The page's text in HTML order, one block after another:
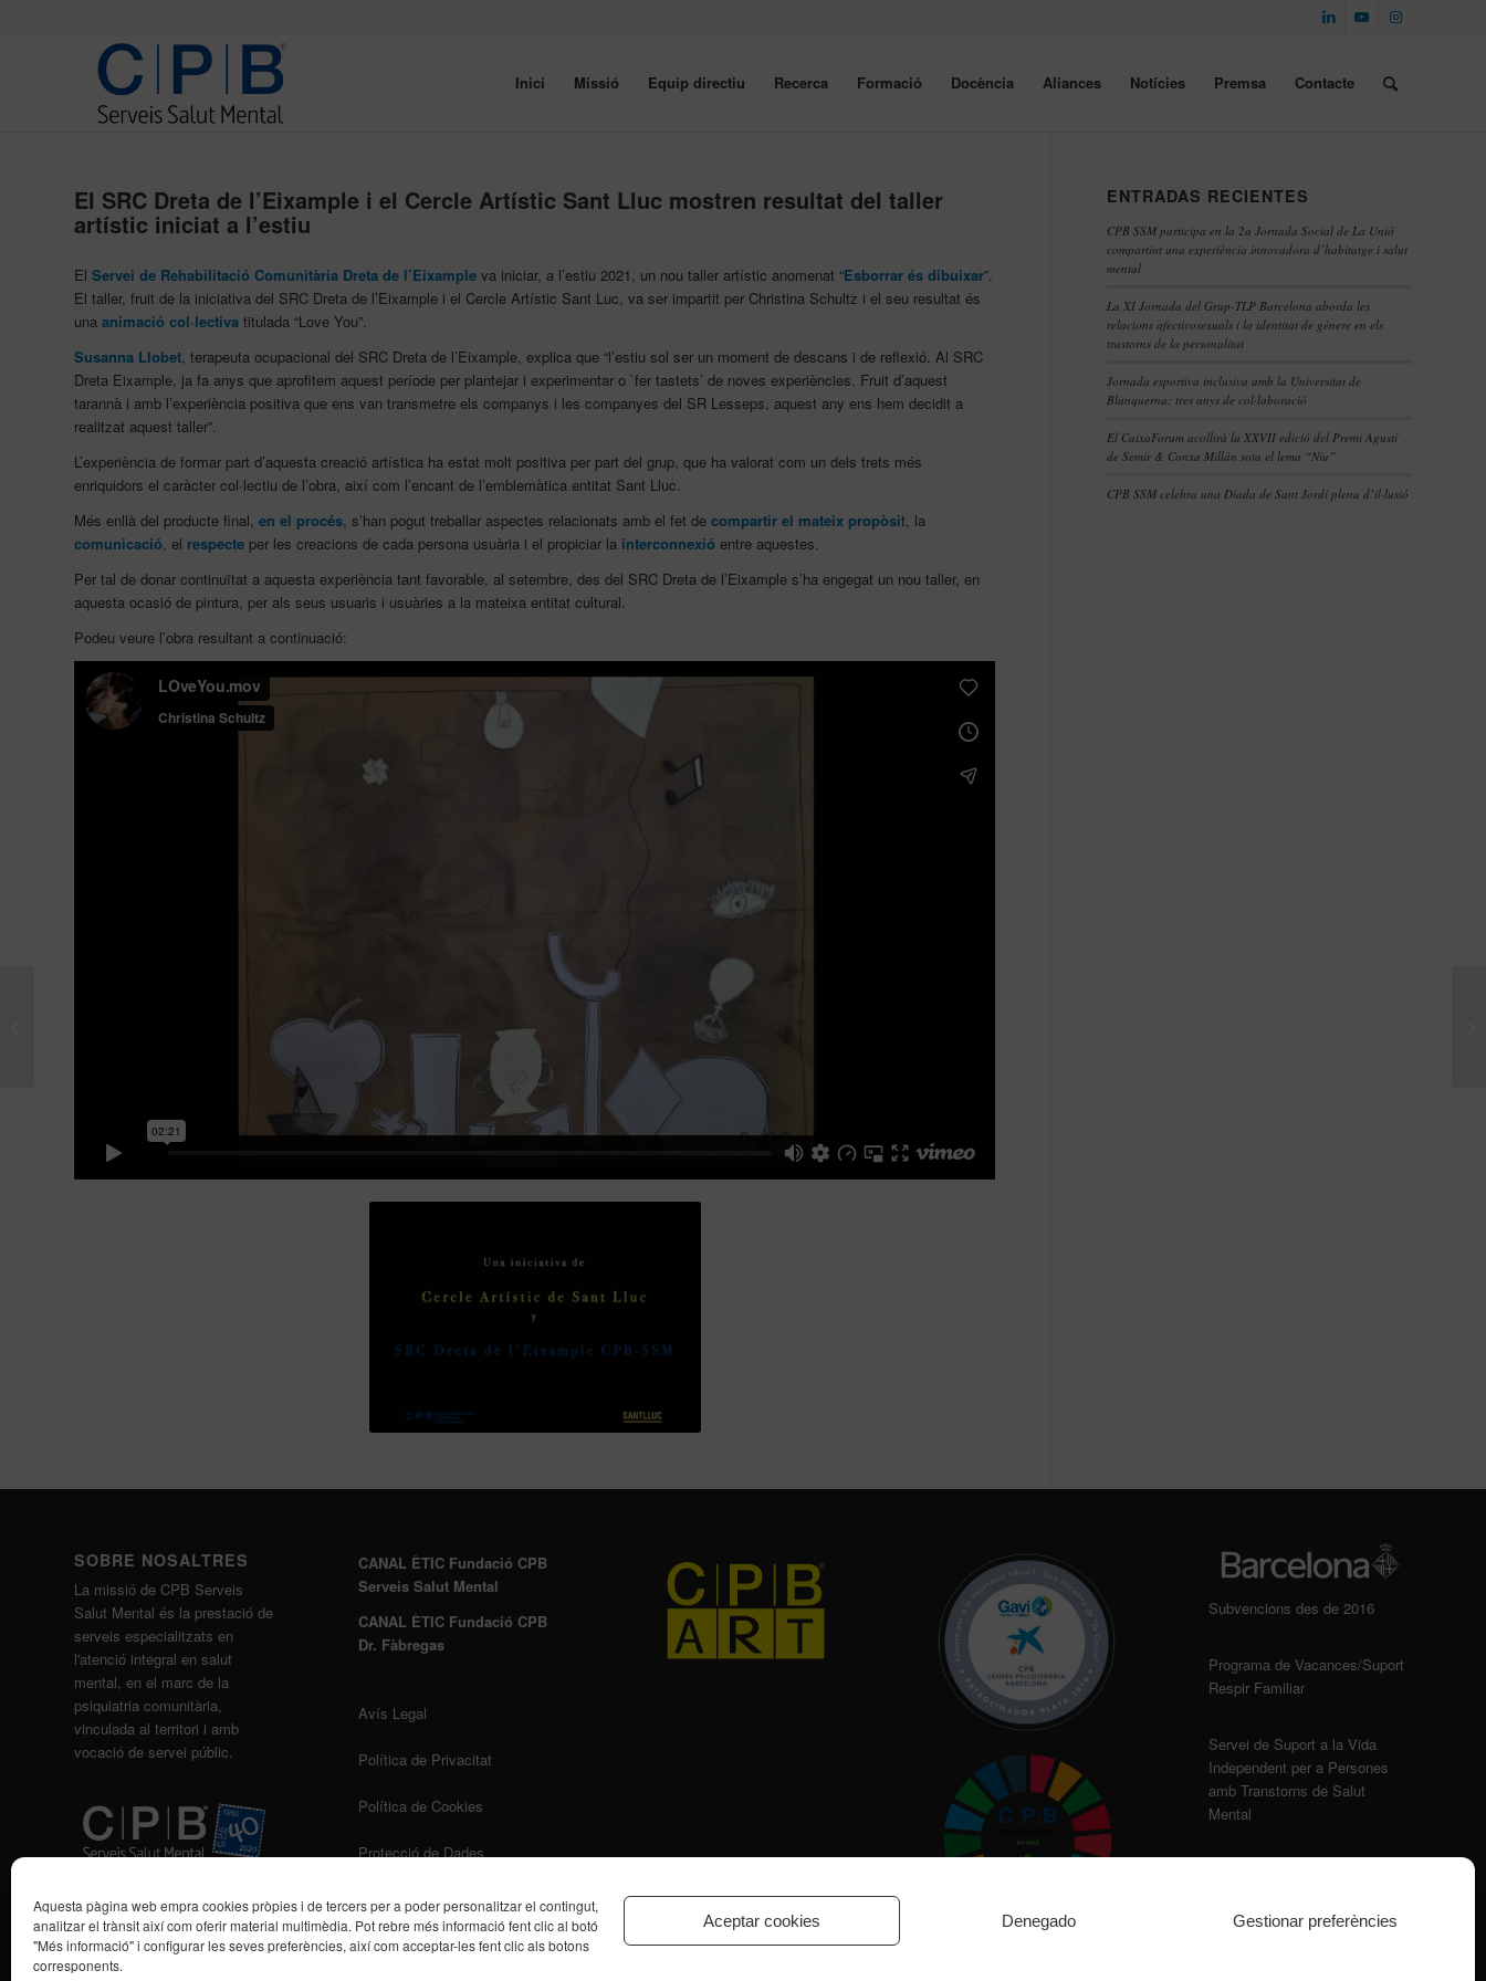
Aquesta pàgina web empra cookies pròpies i de tercers per a poder personalitzar el contingut,
analitzar el trànsit així com oferir material multimèdia. Pot rebre més informació fent clic al botó
"Més informació" i configurar les seves preferències, així com acceptar-les fent clic als botons
corresponents.
Aceptar cookies Denegado Gestionar preferències
Inici Missió Equip directiu Recerca Formació Docència Aliances Notícies Premsa Contacte
El SRC Dreta de l’Eixample i el Cercle Artístic Sant Lluc mostren resultat del taller
artístic iniciat a l’estiu
El Servei de Rehabilitació Comunitària Dreta de l’Eixample va iniciar, a l’estiu 2021, un nou taller artístic anomenat “Esborrar és dibuixar”.
El taller, fruit de la iniciativa del SRC Dreta de l’Eixample i el Cercle Artístic Sant Luc, va ser impartit per Christina Schultz i el seu resultat és
una animació col·lectiva titulada “Love You”.
Susanna Llobet, terapeuta ocupacional del SRC Dreta de l’Eixample, explica que “l’estiu sol ser un moment de descans i de reflexió. Al SRC
Dreta Eixample, ja fa anys que aprofitem aquest període per plantejar i experimentar o `fer tastets’ de noves experiències. Fruit d’aquest
tarannà i amb l’experiència positiva que ens van transmetre els companys i les companyes del SR Lesseps, aquest any ens hem decidit a
realitzat aquest taller”.
L’experiència de formar part d’aquesta creació artística ha estat molt positiva per part del grup, que ha valorat com un dels trets més
enriquidors el caràcter col·lectiu de l’obra, així com l’encant de l’emblemàtica entitat Sant Lluc.
Més enllà del producte final, en el procés, s’han pogut treballar aspectes relacionats amb el fet de compartir el mateix propòsit, la
comunicació, el respecte per les creacions de cada persona usuària i el propiciar la interconnexió entre aquestes.
Per tal de donar continuïtat a aquesta experiència tant favorable, al setembre, des del SRC Dreta de l’Eixample s’ha engegat un nou taller, en
aquesta ocasió de pintura, per als seus usuaris i usuàries a la mateixa entitat cultural.
Podeu veure l’obra resultant a continuació:
ENTRADAS RECIENTES
CPB SSM participa en la 2a Jornada Social de La Unió
compartint una experiència innovadora d’habitatge i salut
mental
La XI Jornada del Grup-TLP Barcelona aborda les
relacions afectivosexuals i la identitat de gènere en els
trastorns de la personalitat
Jornada esportiva inclusiva amb la Universitat de
Blanquerna: tres anys de col·laboració
El CaixaForum acollirà la XXVII edició del Premi Agustí
de Semir & Conxa Millán sota el lema “Niu”
CPB SSM celebra una Diada de Sant Jordi plena d’il·lusió
SOBRE NOSALTRES
La missió de CPB Serveis
Salut Mental és la prestació de
serveis especialitzats en
l'atenció integral en salut
mental, en el marc de la
psiquiatria comunitària,
vinculada al territori i amb
vocació de servei públic.
CANAL ÈTIC Fundació CPB
Serveis Salut Mental
CANAL ÈTIC Fundació CPB
Dr. Fàbregas
Avís Legal
Política de Privacitat
Política de Cookies
Protecció de Dades
Subvencions des de 2016
Programa de Vacances/Suport
Respir Familiar
Servei de Suport a la Vida
Independent per a Persones
amb Transtorns de Salut
Mental